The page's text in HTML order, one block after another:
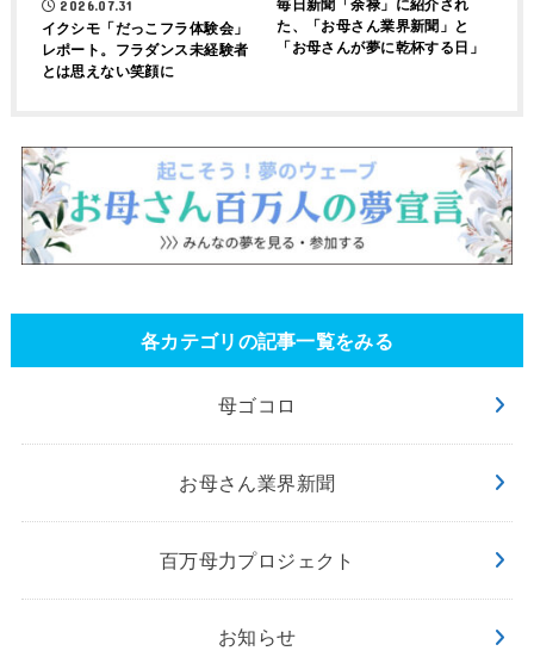
2026.07.31
イクシモ「だっこフラ体験会」
レポート。フラダンス未経験者
とは思えない笑顔に
毎日新聞「余禄」に紹介され
た、「お母さん業界新聞」と
「お母さんが夢に乾杯する日」
各カテゴリの記事一覧をみる
母ゴコロ
お母さん業界新聞
百万母力プロジェクト
お知らせ